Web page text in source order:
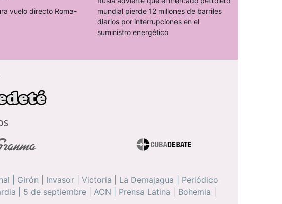
vuelo directo Roma-
mundial pierde 12 millones de barriles
diarios por interrupciones en el
suministro energético
Girón Invasor Victoria La Demajagua
Periódico
5 de septiembre| ACN Prensa Latina Bohemia